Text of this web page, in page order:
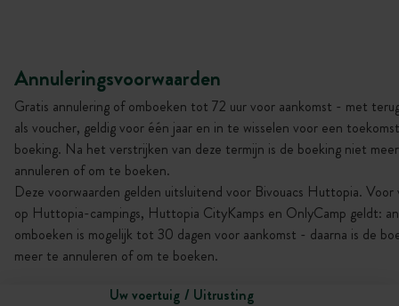
Annuleringsvoorwaarden
Gratis annulering of omboeken tot 72 uur voor aankomst - met
als voucher, geldig voor één jaar en in te wisselen voor een
boeking. Na het verstrijken van deze termijn is de boeking niet
annuleren of om te boeken.
Deze voorwaarden gelden uitsluitend voor Bivouacs Huttopia. Voor
op Huttopia-campings, Huttopia CityKamps en OnlyCamp geldt:
omboeken is mogelijk tot 30 dagen voor aankomst - daarna is de
meer te annuleren of om te boeken.
Uw voertuig / Uitrusting